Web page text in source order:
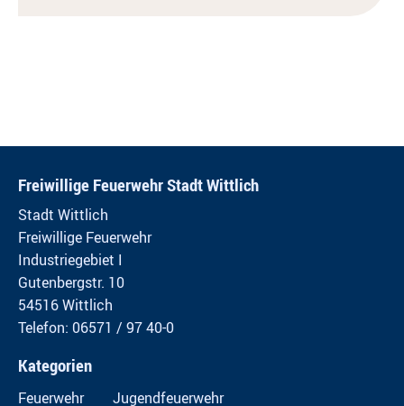
Freiwillige Feuerwehr Stadt Wittlich
Stadt Wittlich
Freiwillige Feuerwehr
Industriegebiet I
Gutenbergstr. 10
54516 Wittlich
Telefon: 06571 / 97 40-0
Kategorien
Feuerwehr Jugendfeuerwehr